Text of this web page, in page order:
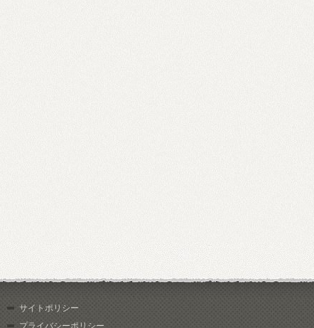
サイトポリシー
プライバシーポリシー